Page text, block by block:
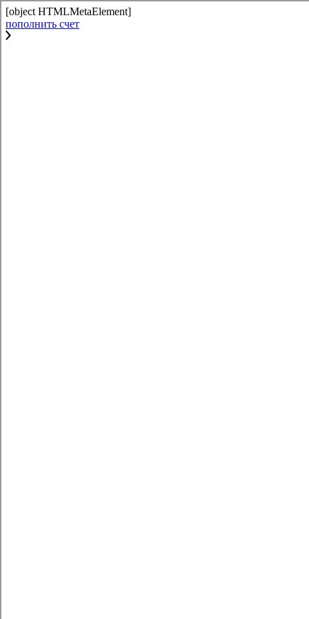
[object HTMLMetaElement]
пополнить счет